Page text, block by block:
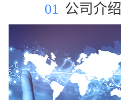
01 公司介绍